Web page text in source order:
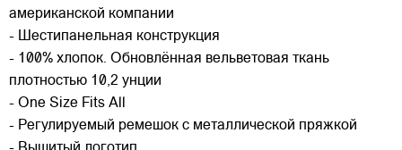
американской компании
- Шестипанельная конструкция
- 100% хлопок. Обновлённая вельветовая ткань
плотностью 10,2 унции
- One Size Fits All
- Регулируемый ремешок с металлической пряжкой